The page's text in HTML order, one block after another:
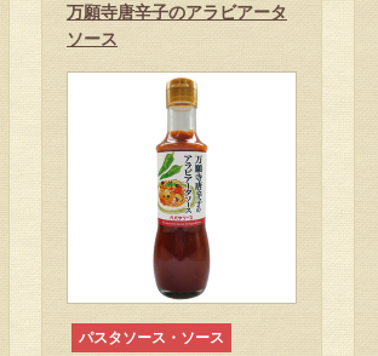
万願寺唐辛子のアラビアータ
ソース
パスタソース・ソース